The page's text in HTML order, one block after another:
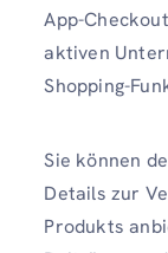
App-
aktiven
Shopping-
Sie können
Details zur
Produkts